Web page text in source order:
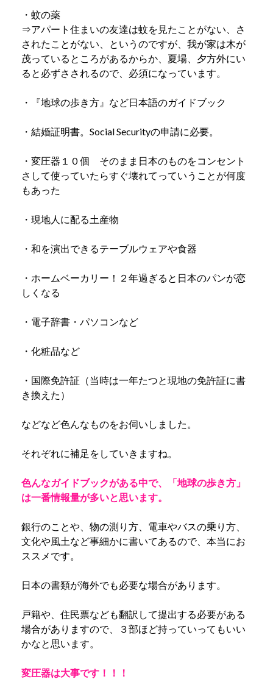
・蚊の薬
⇒アパート住まいの友達は蚊を見たことがない、さ
されたことがない、というのですが、我が家は木が
茂っているところがあるからか、夏場、夕方外にい
ると必ずさされるので、必須になっています。
・『地球の歩き方』など日本語のガイドブック
・結婚証明書。Social Securityの申請に必要。
・変圧器１０個 そのまま日本のものをコンセント
さして使っていたらすぐ壊れてっていうことが何度
もあった
・現地人に配る土産物
・和を演出できるテーブルウェアや食器
・ホームベーカリー！２年過ぎると日本のパンが恋
しくなる
・電子辞書・パソコンなど
・化粧品など
・国際免許証（当時は一年たつと現地の免許証に書
き換えた）
などなど色んなものをお伺いしました。
それぞれに補足をしていきますね。
色んなガイドブックがある中で、「地球の歩き方」
は一番情報量が多いと思います。
銀行のことや、物の測り方、電車やバスの乗り方、
文化や風土など事細かに書いてあるので、本当にお
ススメです。
日本の書類が海外でも必要な場合があります。
戸籍や、住民票なども翻訳して提出する必要がある
場合がありますので、３部ほど持っていってもいい
かなと思います。
変圧器は大事です！！！